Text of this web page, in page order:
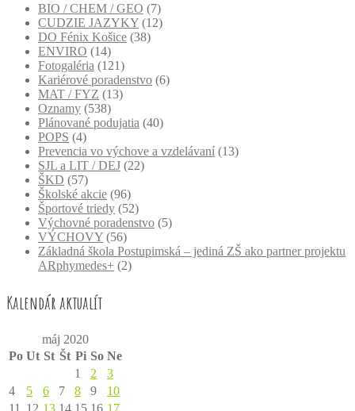
BIO / CHEM / GEO (7)
CUDZIE JAZYKY (12)
DO Fénix Košice (38)
ENVIRO (14)
Fotogaléria (121)
Kariérové poradenstvo (6)
MAT / FYZ (13)
Oznamy (538)
Plánované podujatia (40)
POPS (4)
Prevencia vo výchove a vzdelávaní (13)
SJL a LIT / DEJ (22)
ŠKD (57)
Školské akcie (96)
Športové triedy (52)
Výchovné poradenstvo (5)
VÝCHOVY (56)
Základná škola Postupimská – jediná ZŠ ako partner projektu
ARphymedes+ (2)
Kalendár aktualít
máj 2020
Po Ut St Št Pi So Ne
1
2
3
4
5 6 7 8 9
10
11
12 13 14 15 16 17